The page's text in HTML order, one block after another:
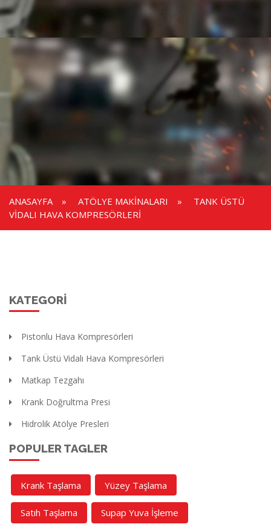
ANASAYFA » ATÖLYE MAKINALARI »
TANK ÜSTÜ
VIDALI HAVA KOMPRESÖRLERI
KATEGORI
Pistonlu Hava Kompresörleri
Tank Üstü Vidalı Hava Kompresörleri
Matkap Tezgahı
Krank Doğrultma Presi
Hidrolik Atölye Presleri
POPULER TAGLER
Krank Taşlama Yüzey Taşlama
Satıh Taşlama Supap Yuva İşleme